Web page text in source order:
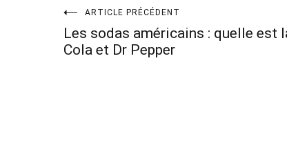
Navigation
de
ARTICLE PRÉCÉDENT
Les sodas américains : quelle est
Cola et Dr Pepper